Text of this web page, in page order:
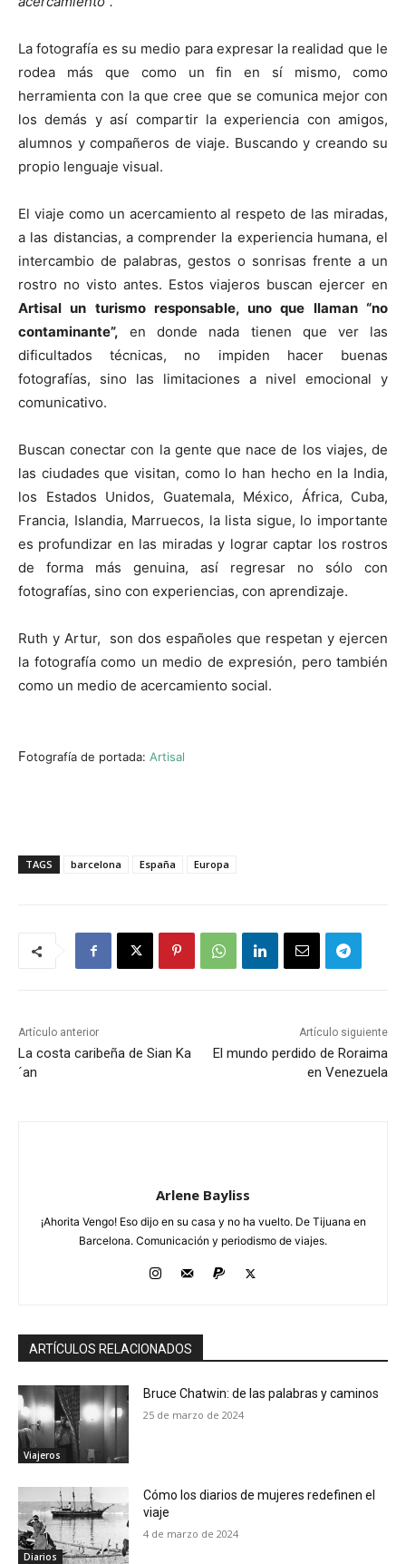
La fotografía es su medio para expresar la realidad que le
rodea más que como un fin en sí mismo, como
herramienta con la que cree que se comunica mejor con
los demás y así compartir la experiencia con amigos,
alumnos y compañeros de viaje. Buscando y creando su
propio lenguaje visual.
El viaje como un acercamiento al respeto de las miradas,
a las distancias, a comprender la experiencia humana, el
intercambio de palabras, gestos o sonrisas frente a un
rostro no visto antes. Estos viajeros buscan ejercer en
Artisal un turismo responsable, uno que llaman “no
contaminante”, en donde nada tienen que ver las
dificultados técnicas, no impiden hacer buenas
fotografías, sino las limitaciones a nivel emocional y
comunicativo.
Buscan conectar con la gente que nace de los viajes, de
las ciudades que visitan, como lo han hecho en la India,
los Estados Unidos, Guatemala, México, África, Cuba,
Francia, Islandia, Marruecos, la lista sigue, lo importante
es profundizar en las miradas y lograr captar los rostros
de forma más genuina, así regresar no sólo con
fotografías, sino con experiencias, con aprendizaje.
Ruth y Artur, son dos españoles que respetan y ejercen
la fotografía como un medio de expresión, pero también
como un medio de acercamiento social.
Fotografía de portada: Artisal
TAGS barcelona España Europa
Artículo anterior
La costa caribeña de Sian Ka
´an
Artículo siguiente
El mundo perdido de Roraima
en Venezuela
Arlene Bayliss
¡Ahorita Vengo! Eso dijo en su casa y no ha vuelto. De Tijuana en
Barcelona. Comunicación y periodismo de viajes.
ARTÍCULOS RELACIONADOS
Viajeros
Bruce Chatwin: de las palabras y caminos
25 de marzo de 2024
Diarios
Cómo los diarios de mujeres redefinen el
viaje
4 de marzo de 2024